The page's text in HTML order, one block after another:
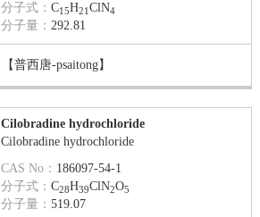
分子式：C15H21ClN4
分子量：292.81
【普西唐-psaitong】
Cilobradine hydrochloride
Cilobradine hydrochloride
CAS No： 186097-54-1
分子式：C28H39ClN2O5
分子量：519.07